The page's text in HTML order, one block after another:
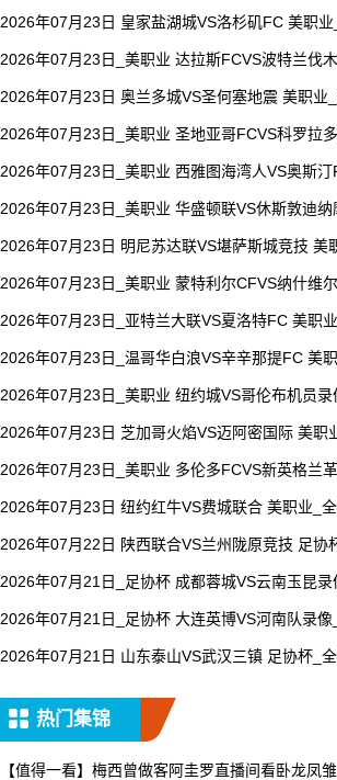
2026年07月23日 皇家盐湖城VS洛杉矶FC 美职业
2026年07月23日_美职业 达拉斯FCVS波特兰伐木
2026年07月23日 奥兰多城VS圣何塞地震 美职业_
2026年07月23日_美职业 圣地亚哥FCVS科罗拉多
2026年07月23日_美职业 西雅图海湾人VS奥斯汀
2026年07月23日_美职业 华盛顿联VS休斯敦迪纳
2026年07月23日 明尼苏达联VS堪萨斯城竞技 美
2026年07月23日_美职业 蒙特利尔CFVS纳什维尔
2026年07月23日_亚特兰大联VS夏洛特FC 美职业
2026年07月23日_温哥华白浪VS辛辛那提FC 美职
2026年07月23日_美职业 纽约城VS哥伦布机员录
2026年07月23日 芝加哥火焰VS迈阿密国际 美职
2026年07月23日_美职业 多伦多FCVS新英格兰革
2026年07月23日 纽约红牛VS费城联合 美职业_全
2026年07月22日 陕西联合VS兰州陇原竞技 足协
2026年07月21日_足协杯 成都蓉城VS云南玉昆录
2026年07月21日_足协杯 大连英博VS河南队录像
2026年07月21日 山东泰山VS武汉三镇 足协杯_全
热门集锦
【值得一看】梅西曾做客阿圭罗直播间看卧龙凤雏